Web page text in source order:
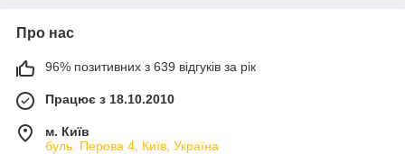
Про нас
96% позитивних з 639 відгуків за рік
Працює з 18.10.2010
м. Київ
буль. Перова 4, Київ, Україна